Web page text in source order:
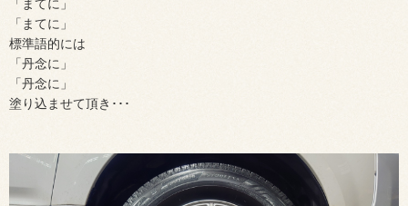
「まてに」
「まてに」
標準語的には
「丹念に」
「丹念に」
塗り込ませて頂き･･･